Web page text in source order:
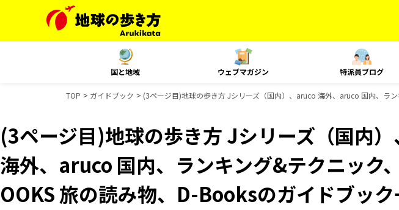
国と地域 ウェブマガジン 特派員ブログ
TOP ガイドブック (3ページ目)地球の歩き方 Jシリーズ（国内）、aruco 海外、aruco 国内、ラ
(3ページ目)地球の歩き方 Jシリーズ（国内
海外、aruco 国内、ランキング&テクニック
OOKS 旅の読み物、D-Booksのガイドブッ